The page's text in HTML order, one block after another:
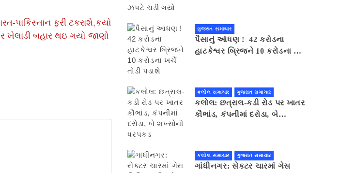
પાકિસ્તાન ફરી ટકરાશે,કયો
ખેલાડી બહાર થઇ ગયો જાણો
ગુજરાત સમાચાર
પૈસાનું આંધણ ! 42 કરોડના
હાટકેશ્વર બ્રિજને 10 કરોડના ખર્ચે
કલોલ સમાચાર ગુજરાત સમાચાર
કલોલ: છત્રાલ-કડી રોડ પર ખાતર
કૌભાંડ, કંપનીમાં દરોડા, બે
કલોલ સમાચાર ગુજરાત સમાચાર
ગાંધીનગર: સેક્ટર ચારમાં ગેસ